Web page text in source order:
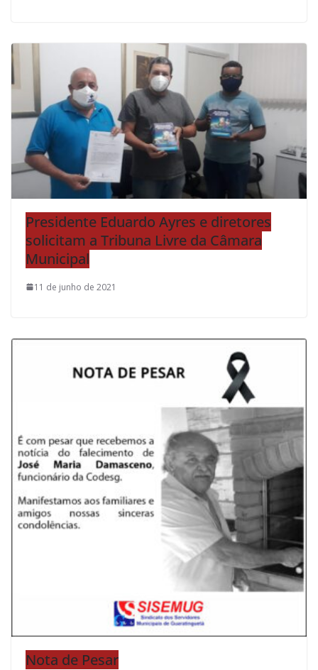
Presidente Eduardo Ayres e diretores
solicitam a Tribuna Livre da Câmara
Municipal
11 de junho de 2021
Nota de Pesar